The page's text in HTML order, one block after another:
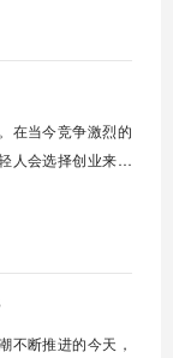
在当今竞争激烈的
人会选择创业来实
司的时候，有几种
合的人一起创业，
实现的年轻人想成
不断推进的今天，